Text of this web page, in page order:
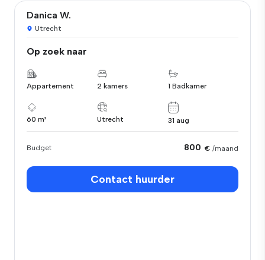
Danica W.
Utrecht
Op zoek naar
Appartement 2 kamers 1 Badkamer
60 m² Utrecht 31 aug
Budget 800 € /maand
Contact huurder